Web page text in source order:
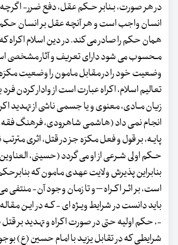
در هر صورت، بـنابر حـکم عقل، دفع ضرر- اگرچه
انسان واجب است و هر آنچه عقل بر انسان حکم
همان حکم را صادر می کند. در دین اسلام اکراه
مـحسوب می شود دارای تعریف و آثار مشخصی
وضعیت خود را در مقابل مامون را وضعیت
تعالیم اسلام، اکراه عبارت است از وادار کردن فرد
زیان مـادی، معنوی و یا جسمی ناشی از تهدید
پایـه، بر قول و فعل مکرَه جز در قتل، اثری
بنابراین پذیرش ولایت عهدی مامون که
است، بر اثـر اکـراه – و تا زمان وجود آن- منتفی
باید دانست در شرایط ویـژه ای - کـه در ایـن
-، حکم اولیه حتی در صورت اکراه و تهدید بر قتل
شرایطی که در تقابل یزید با امام حسین (ع)